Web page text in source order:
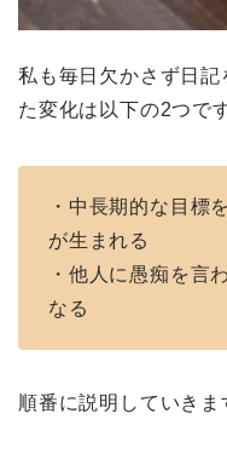
私も毎日欠かさず日
た変化は以下の2つです
・中長期的な目標
が生まれる
・他人に愚痴を言
なる
順番に説明していきま